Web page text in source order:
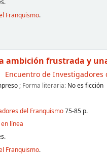
Franquismo.
ambición frustrada y
Encuentro de Investigadores
; Forma literaria: No es ficción
del Franquismo75-85 p.
línea
Franquismo.